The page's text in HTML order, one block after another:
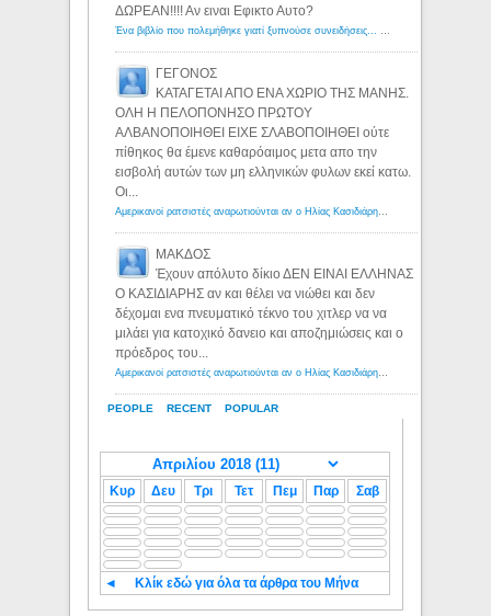
PEOPLE RECENT POPULAR
ΔΩΡΕΑΝ!!!! Αν ειναι Εφικτο Αυτο?
ΓΕΓΟΝΟΣ
ΚΑΤΑΓΕΤΑΙ ΑΠΟ ΕΝΑ ΧΩΡΙΟ ΤΗΣ ΜΑΝΗΣ.
ΟΛΗ Η ΠΕΛΟΠΟΝΗΣΟ ΠΡΩΤΟΥ
ΑΛΒΑΝΟΠΟΙΗΘΕΙ ΕΙΧΕ ΣΛΑΒΟΠΟΙΗΘΕΙ ούτε
πίθηκος θα έμενε καθαρόαιμος μετα απο την
εισβολή αυτών των μη ελληνικών φυλων εκεί κατω.
Οι...
ΜΑΚΔΟΣ
Έχουν απόλυτο δίκιο ΔΕΝ ΕΙΝΑΙ ΕΛΛΗΝΑΣ
Ο ΚΑΣΙΔΙΑΡΗΣ αν και θέλει να νιώθει και δεν
δέχομαι ενα πνευματικό τέκνο του χιτλερ να να
μιλάει για κατοχικό δανειο και αποζημιώσεις και ο
πρόεδρος του...
Κυρ Δευ Τρι Τετ Πεμ Παρ Σαβ
◄ Κλίκ εδώ για όλα τα άρθρα του Μήνα